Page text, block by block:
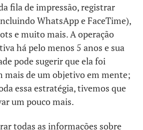
fila de impressão, registrar
WhatsApp e FaceTime),
e muito mais. A operação
há pelo menos 5 anos e sua
pode sugerir que ela foi
mais de um objetivo em mente;
essa estratégia, tivemos que
um pouco mais.
todas as informações sobre